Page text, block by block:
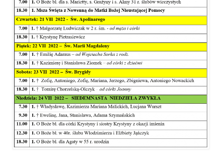
Vademecum
Wspólnoty parafialne
Katecheza parafialna
Niezbędnik Katolika
Kaplica Adoracji
Pracownicy
e-Katolik